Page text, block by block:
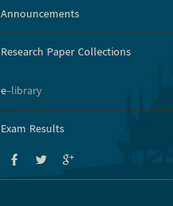
Announcements
Research Paper Collections
e-library
Exam Results